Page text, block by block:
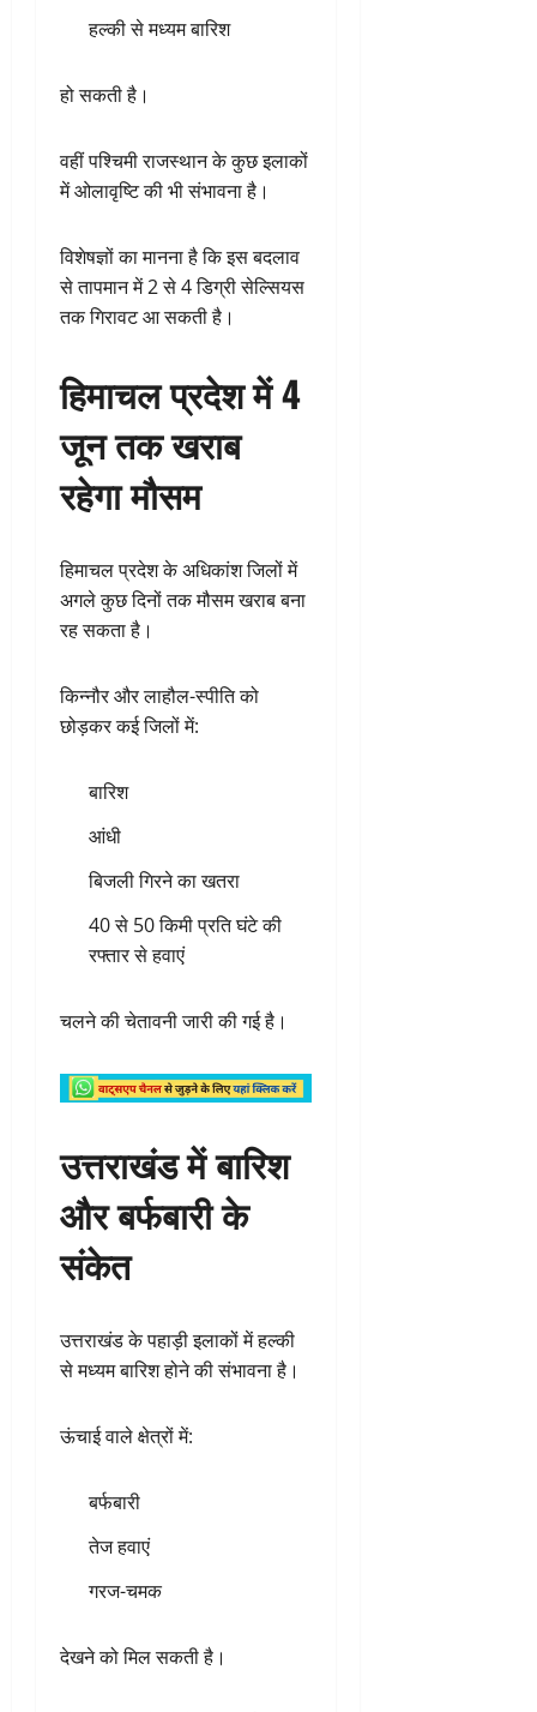
हल्की से मध्यम बारिश
हो सकती है।
वहीं पश्चिमी राजस्थान के कुछ इलाकों
में ओलावृष्टि की भी संभावना है।
विशेषज्ञों का मानना है कि इस बदलाव
से तापमान में 2 से 4 डिग्री सेल्सियस
तक गिरावट आ सकती है।
हिमाचल प्रदेश में 4
जून तक खराब
रहेगा मौसम
हिमाचल प्रदेश के अधिकांश जिलों में
अगले कुछ दिनों तक मौसम खराब बना
रह सकता है।
किन्नौर और लाहौल-स्पीति को
छोड़कर कई जिलों में:
बारिश
आंधी
बिजली गिरने का खतरा
40 से 50 किमी प्रति घंटे की
रफ्तार से हवाएं
चलने की चेतावनी जारी की गई है।
उत्तराखंड में बारिश
और बर्फबारी के
संकेत
उत्तराखंड के पहाड़ी इलाकों में हल्की
से मध्यम बारिश होने की संभावना है।
ऊंचाई वाले क्षेत्रों में:
बर्फबारी
तेज हवाएं
गरज-चमक
देखने को मिल सकती है।